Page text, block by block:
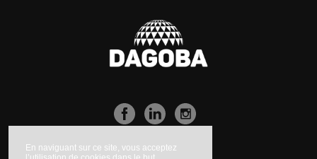
En naviguant sur ce site, vous acceptez